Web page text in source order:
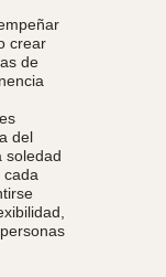
crear
de
del
soledad
cada